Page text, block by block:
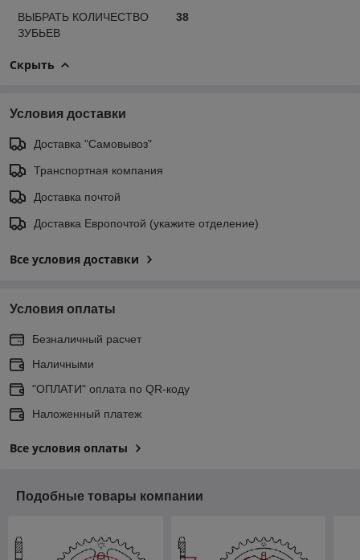
ВЫБРАТЬ КОЛИЧЕСТВО
ЗУБЬЕВ
38
Скрыть
Условия доставки
Доставка "Самовывоз"
Транспортная компания
Доставка почтой
Доставка Европочтой (укажите отделение)
Все условия доставки
Условия оплаты
Безналичный расчет
Наличными
"ОПЛАТИ" оплата по QR-коду
Наложенный платеж
Все условия оплаты
Подобные товары компании